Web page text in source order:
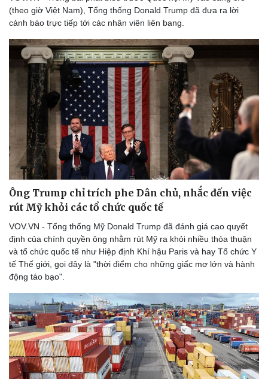
Doanh nghiệp
Thông tin doanh nghiệp
Doanh nghiệp 24h
Doanh nhân
Vì cộng đồng
Công nghệ
Sành điệu
Tin Công nghệ
Trải nghiệm
Chuyển đổi số
(theo giờ Việt Nam), Tổng thống Donald Trump đã đưa ra lời
cảnh báo trực tiếp tới các nhân viên liên bang.
Ông Trump chỉ trích phe Dân chủ, nhắc đến việc
rút Mỹ khỏi các tổ chức quốc tế
VOV.VN - Tổng thống Mỹ Donald Trump đã đánh giá cao quyết
định của chính quyền ông nhằm rút Mỹ ra khỏi nhiều thỏa thuận
và tổ chức quốc tế như Hiệp định Khí hậu Paris và hay Tổ chức Y
tế Thế giới, gọi đây là "thời điểm cho những giấc mơ lớn và hành
động táo bạo".